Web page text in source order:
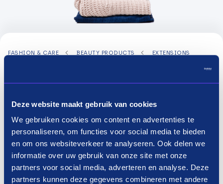
Deze website maakt gebruik van cookies
We gebruiken cookies om content en advertenties te
personaliseren, om functies voor social media te bieden
en om ons websiteverkeer te analyseren. Ook delen we
informatie over uw gebruik van onze site met onze
partners voor social media, adverteren en analyse. Deze
partners kunnen deze gegevens combineren met andere
FASHION & CARE BEAUTY PRODUCTS EXTENSIONS
All categories Filter
1 stores Alphabetically descending